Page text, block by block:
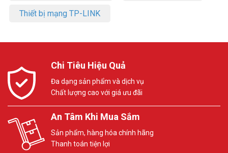
Thiết bị mạng TP-LINK
Chi Tiêu Hiệu Quả
Đa dạng sản phẩm và dịch vụ
Chất lượng cao với giá ưu đãi
An Tâm Khi Mua Sắm
Sản phẩm, hàng hóa chính hãng
Thanh toán tiện lợi